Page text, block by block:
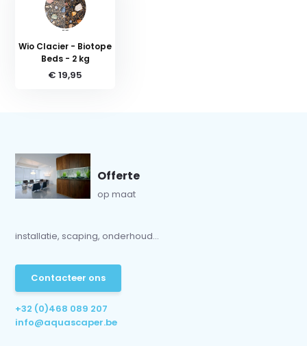
Wio Clacier - Biotope
Beds - 2 kg
€ 19,95
Offerte
op maat
installatie, scaping, onderhoud...
Contacteer ons
+32 (0)468 089 207
info@aquascaper.be